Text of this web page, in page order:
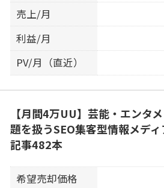
売上/月
利益/月
PV/月（直近）
【月間4万UU】芸能・エンタ
題を扱うSEO集客型情報メデ
記事482本
希望売却価格